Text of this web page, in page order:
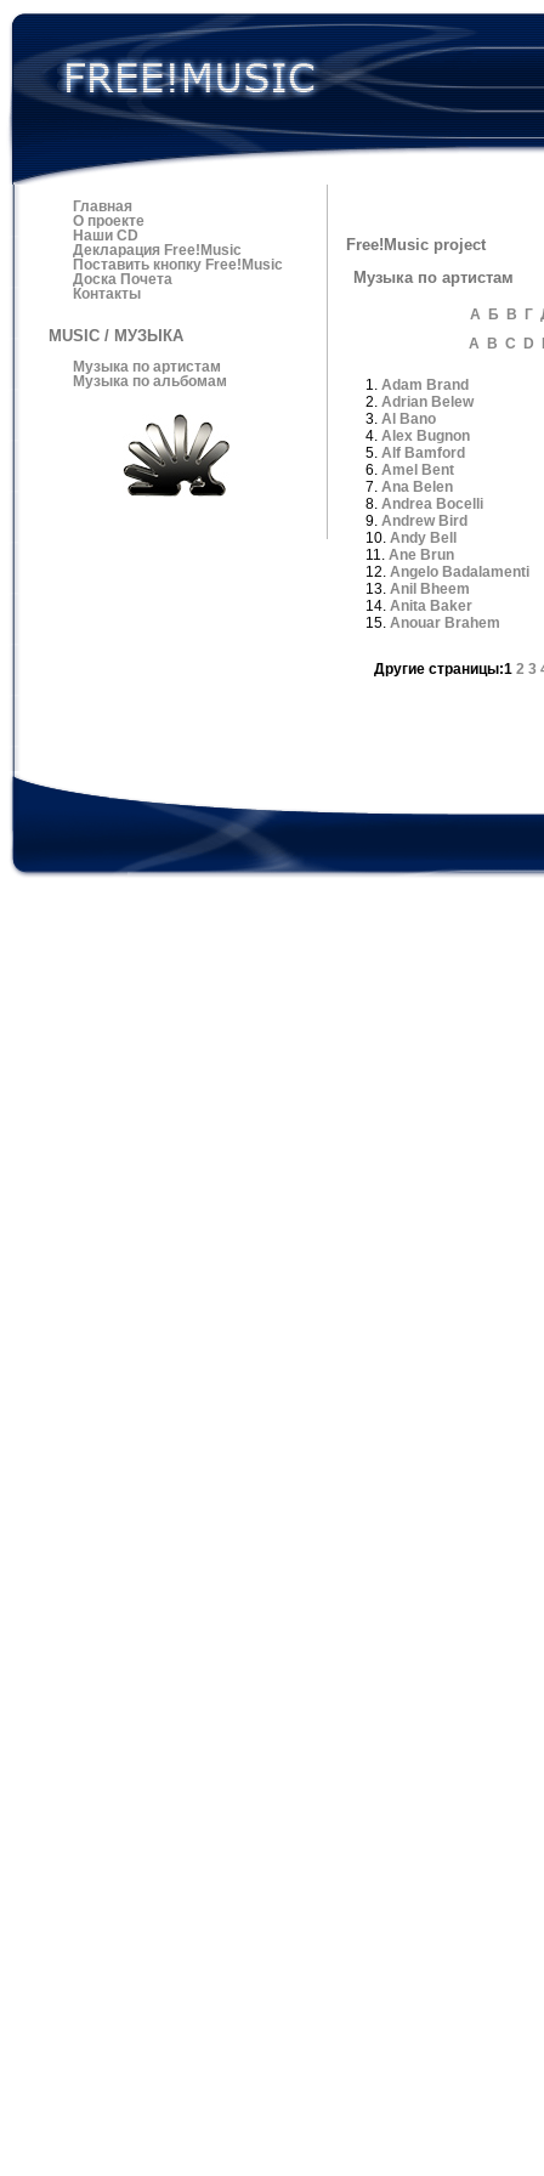
Главная
О проекте
Наши CD
Декларация Free!Music
Поставить кнопку Free!Music
Доска Почета
Контакты
MUSIC / МУЗЫКА
Музыка по артистам
Музыка по альбомам
Free!Music project
Музыка по артистам
А Б В Г
A
B C D
1.Adam Brand
2.Adrian Belew
3.Al Bano
4.Alex Bugnon
5.Alf Bamford
6.Amel Bent
7.Ana Belen
8.Andrea Bocelli
9.Andrew Bird
10.Andy Bell
11.Ane Brun
12.Angelo Badalamenti
13.Anil Bheem
14.Anita Baker
15.Anouar Brahem
Другие страницы:1 2 3